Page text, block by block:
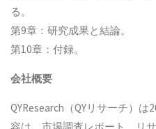
る。
第9章：研究成果と結論。
第10章：付録。
会社概要
QYResearch（QYリサーチ）